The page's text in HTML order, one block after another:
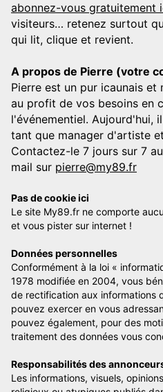
abonnez-vous gratuitement
visiteurs… retenez surtout
qui lit, clique et revient.
A propos de Pierre (votre
Pierre est un pur icaunais
au profit de vos besoins en
l'événementiel. Aujourd'hui,
tant que manager d'artiste
Contactez-le 7 jours sur 7
mail sur pierre@my89.fr
Pas de cookie ici
Le site My89.fr ne comporte
et vous pister sur internet !
Données personnelles
Conformément à la loi «
1978 modifiée en 2004, vous
de rectification aux informations
pouvez exercer en vous
pouvez également, pour des
traitement des données vous
Responsabilités des
Les informations, visuels,